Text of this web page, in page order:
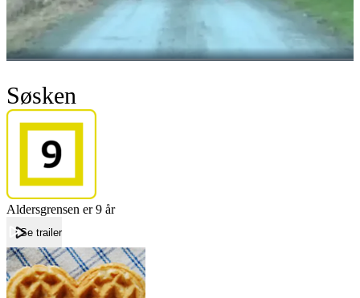
Søsken
Aldersgrensen er 9 år
Se trailer
ForsideSøsken